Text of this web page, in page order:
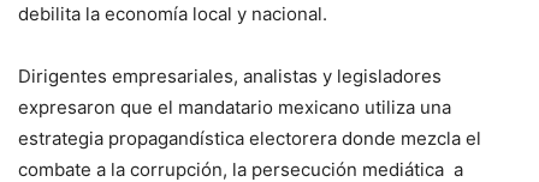
debilita la economía local y nacional.
Dirigentes empresariales, analistas y legisladores
expresaron que el mandatario mexicano utiliza una
estrategia propagandística electorera donde mezcla el
combate a la corrupción, la persecución mediática a